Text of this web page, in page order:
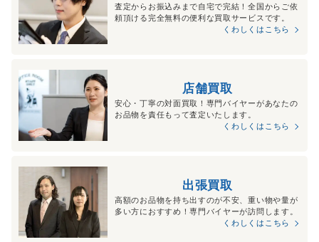
査定からお振込みまで自宅で完結！全国からご依
頼頂ける完全無料の便利な買取サービスです。
くわしくはこちら
店舗買取
安心・丁寧の対面買取！専門バイヤーがあなたの
お品物を責任もって査定いたします。
くわしくはこちら
出張買取
高額のお品物を持ち出すのが不安、重い物や量が
多い方におすすめ！専門バイヤーが訪問します。
くわしくはこちら